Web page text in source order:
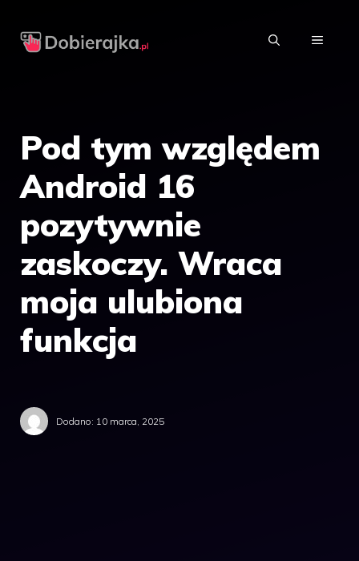
MENU
Pod tym względem
Android 16
pozytywnie
zaskoczy. Wraca
moja ulubiona
funkcja
Dodano: 10 marca, 2025